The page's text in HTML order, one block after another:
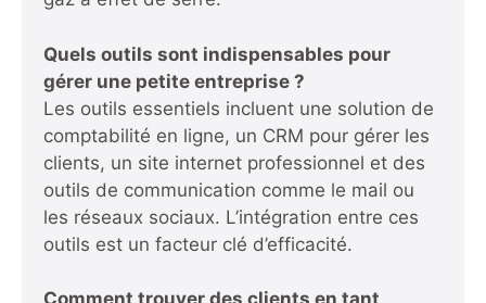
Quels outils sont indispensables pour
gérer une petite entreprise ?
Les outils essentiels incluent une solution de
comptabilité en ligne, un CRM pour gérer les
clients, un site internet professionnel et des
outils de communication comme le mail ou
les réseaux sociaux. L’intégration entre ces
outils est un facteur clé d’efficacité.